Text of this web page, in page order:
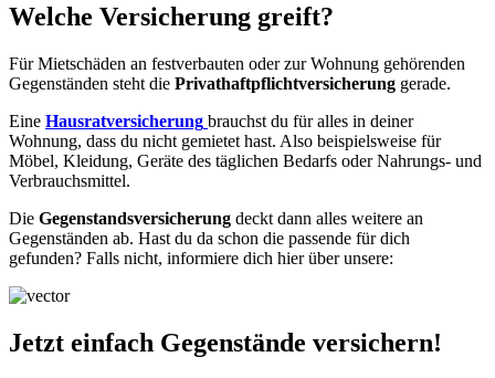
Welche Versicherung greift?
Für Mietschäden an festverbauten oder zur Wohnung gehörenden
Gegenständen steht die Privathaftpflichtversicherung gerade.
Eine Hausratversicherung brauchst du für alles in deiner
Wohnung, dass du nicht gemietet hast. Also beispielsweise für
Möbel, Kleidung, Geräte des täglichen Bedarfs oder Nahrungs- und
Verbrauchsmittel.
Die Gegenstandsversicherung deckt dann alles weitere an
Gegenständen ab. Hast du da schon die passende für dich
gefunden? Falls nicht, informiere dich hier über unsere:
Jetzt einfach Gegenstände versichern!